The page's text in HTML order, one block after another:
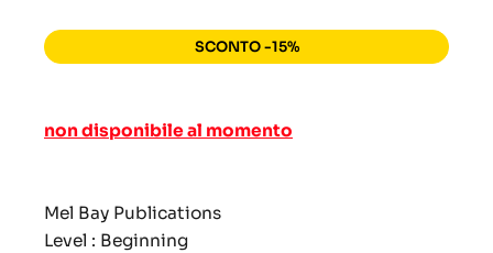
SCONTO -15%
non disponibile al momento
Mel Bay Publications
Level : Beginning